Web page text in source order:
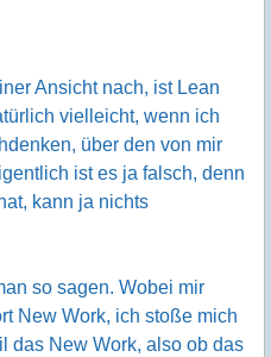
Ansicht nach, ist Lean
vielleicht, wenn ich
über den von mir
ist es ja falsch, denn
kann ja nichts
so sagen. Wobei mir
New Work, ich stoße mich
das New Work, also ob das